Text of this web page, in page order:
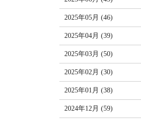
2025年05月 (46)
2025年04月 (39)
2025年03月 (50)
2025年02月 (30)
2025年01月 (38)
2024年12月 (59)